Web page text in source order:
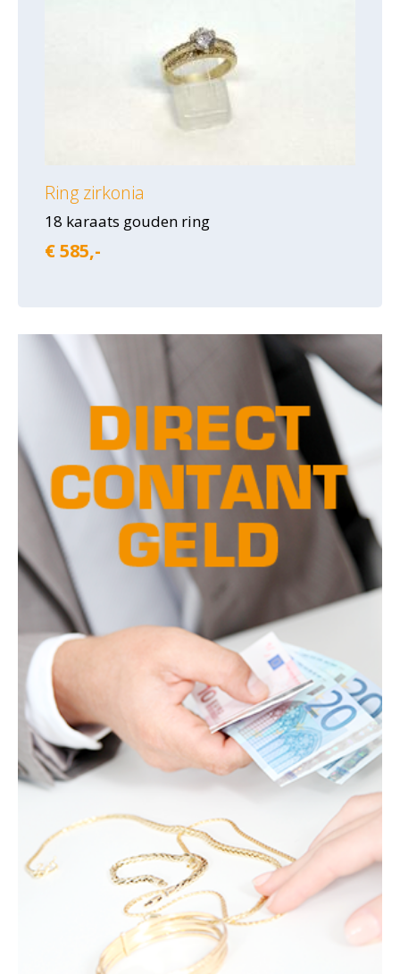
Ring zirkonia
18 karaats gouden ring
€ 585,-